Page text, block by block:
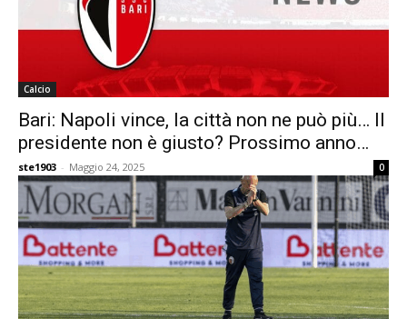
Calcio
Bari: Napoli vince, la città non ne può più… Il
presidente non è giusto? Prossimo anno…
ste1903 - Maggio 24, 2025 0